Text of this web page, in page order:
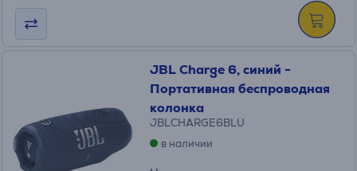
JBL Charge 6, синий -
Портативная беспроводная
колонка
JBLCHARGE6BLU
в наличии